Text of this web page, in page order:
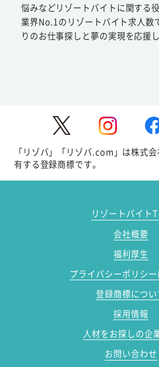
悩みなどリゾートバイトに関する
業界No.1のリゾートバイト求人数
りのお仕事探しと夢の実現を応援し
「リゾバ」「リゾバ.com」は株式
有する登録商標です。
リゾートバイト
会社概要
福利厚生
プライバシーポリシ
登録商標につい
採用情報
人材をお探しの企
お問い合わせ